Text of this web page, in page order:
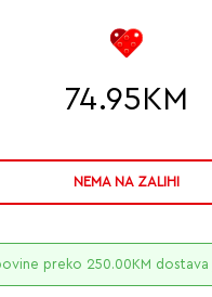
74.95 KM
NEMA NA ZALIHI
preko 250.00 KM dostava